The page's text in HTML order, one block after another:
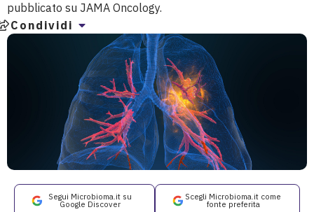
pubblicato su JAMA Oncology.
Condividi
Segui Microbioma.it su
Google Discover
Scegli Microbioma.it come
fonte preferita